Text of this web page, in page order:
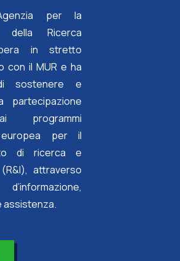
per la
della Ricerca
in stretto
con il MUR e ha
sostenere e
partecipazione
programmi
europea per il
di ricerca e
attraverso
assistenza.